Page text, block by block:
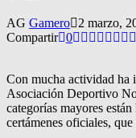
AG Gamero
2 marzo,
Compartir 0
Con mucha actividad ha
Asociación Deportivo
categorías mayores
certámenes oficiales,